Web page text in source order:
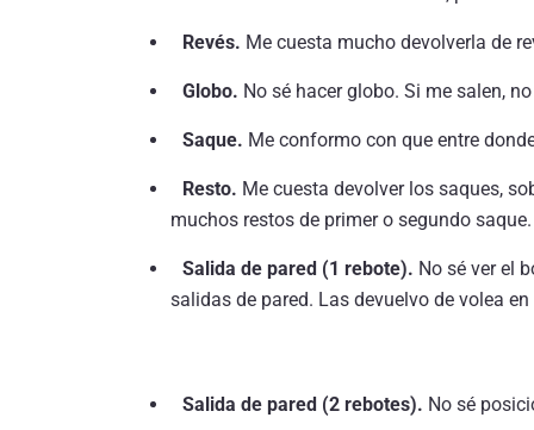
Revés. Me cuesta mucho devolverla de
Globo. No sé hacer globo. Si me salen,
Saque. Me conformo con que entre
Resto. Me cuesta devolver los saques,
muchos restos de primer o segundo saque.
Salida de pared (1 rebote). No sé ver el
salidas de pared. Las devuelvo de volea
Salida de pared (2 rebotes). No sé